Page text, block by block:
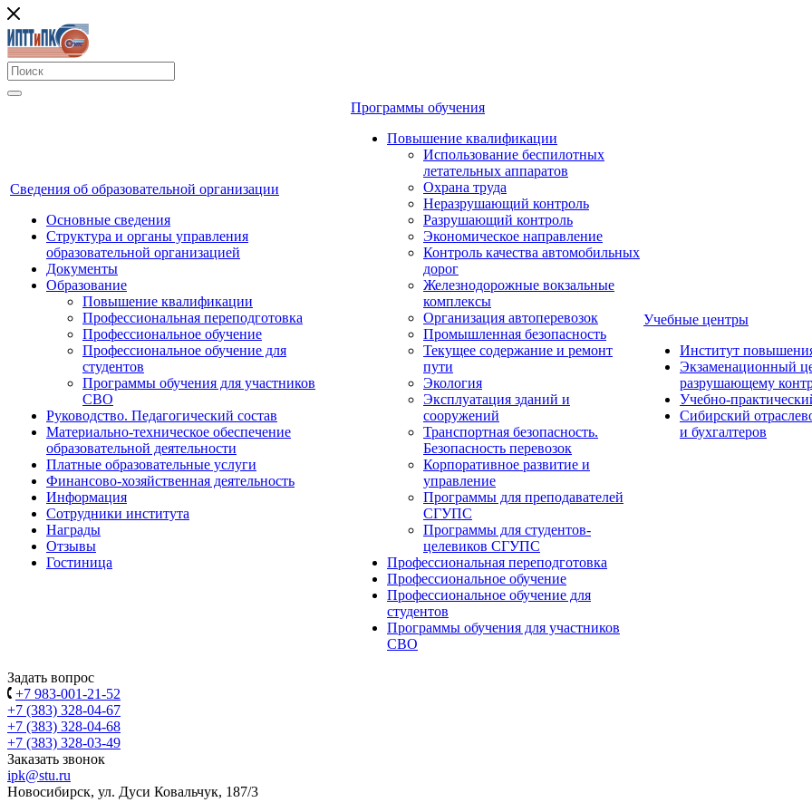
Сведения об образовательной организации
Основные сведения
Структура и органы управления
образовательной организацией
Документы
Образование
Повышение квалификации
Профессиональная переподготовка
Профессиональное обучение
Профессиональное обучение для
студентов
Программы обучения для участников
СВО
Руководство. Педагогический состав
Материально-техническое обеспечение
образовательной деятельности
Платные образовательные услуги
Финансово-хозяйственная деятельность
Информация
Сотрудники института
Награды
Отзывы
Гостиница
Программы обучения
Повышение квалификации
Использование беспилотных
летательных аппаратов
Охрана труда
Неразрушающий контроль
Разрушающий контроль
Экономическое направление
Контроль качества автомобильных
дорог
Железнодорожные вокзальные
комплексы
Организация автоперевозок
Промышленная безопасность
Текущее содержание и ремонт
пути
Экология
Эксплуатация зданий и
сооружений
Транспортная безопасность.
Безопасность перевозок
Корпоративное развитие и
управление
Программы для преподавателей
СГУПС
Программы для студентов-
целевиков СГУПС
Профессиональная переподготовка
Профессиональное обучение
Профессиональное обучение для
студентов
Программы обучения для участников
СВО
Учебные центры
Институт
Экзаменационный
разрушающему
Учебно-
Сибирский
и бухгалтеров
Задать вопрос
+7 983-001-21-52
+7 (383) 328-04-67
+7 (383) 328-04-68
+7 (383) 328-03-49
Заказать звонок
ipk@stu.ru
Новосибирск, ул. Дуси Ковальчук, 187/3